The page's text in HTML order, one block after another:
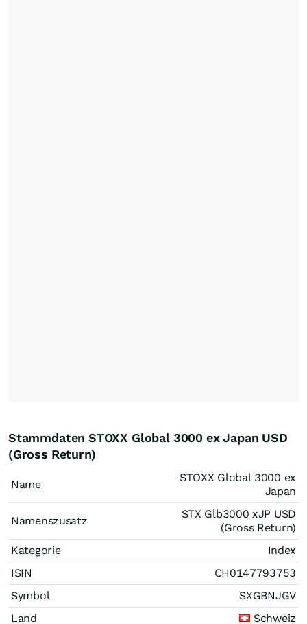
Stammdaten STOXX Global 3000 ex Japan USD
(Gross Return)
Name
STOXX Global 3000 ex
Japan
Namenszusatz
STX Glb3000 xJP USD
(Gross Return)
Kategorie
Index
ISIN
CH0147793753
Symbol
SXGBNJGV
Land
Schweiz